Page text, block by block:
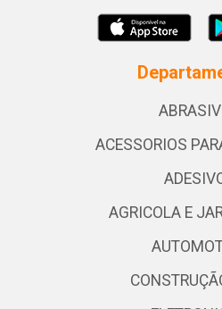
ACESSORIOS
AGRICOLA E